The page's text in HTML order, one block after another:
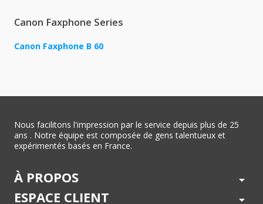
Canon Faxphone Series
Canon Faxphone B 60
Nous facilitons l'impression par le service depuis plus de 25
ans . Notre équipe est composée de gens talentueux et
expérimentés basés en France.
À PROPOS arrow_drop_down
ESPACE CLIENT arrow_drop_down